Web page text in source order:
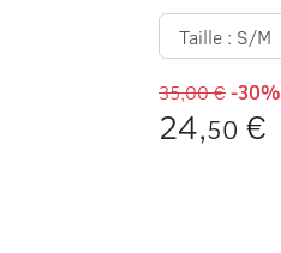
35,00 €-30%
24,50 €